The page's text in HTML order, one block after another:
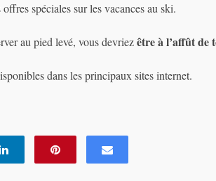
spéciales sur les vacances au ski.
au pied levé, vous devriezêtre à l’affût de
dans les principaux sites internet.